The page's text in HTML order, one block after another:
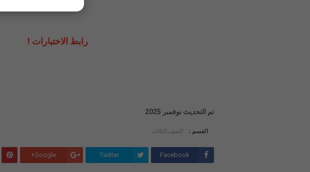
رابط الاختبارات !
تم التحديث نوفمبر 2025
القسم : الصف الثالث
Facebook
Twitter
Google+